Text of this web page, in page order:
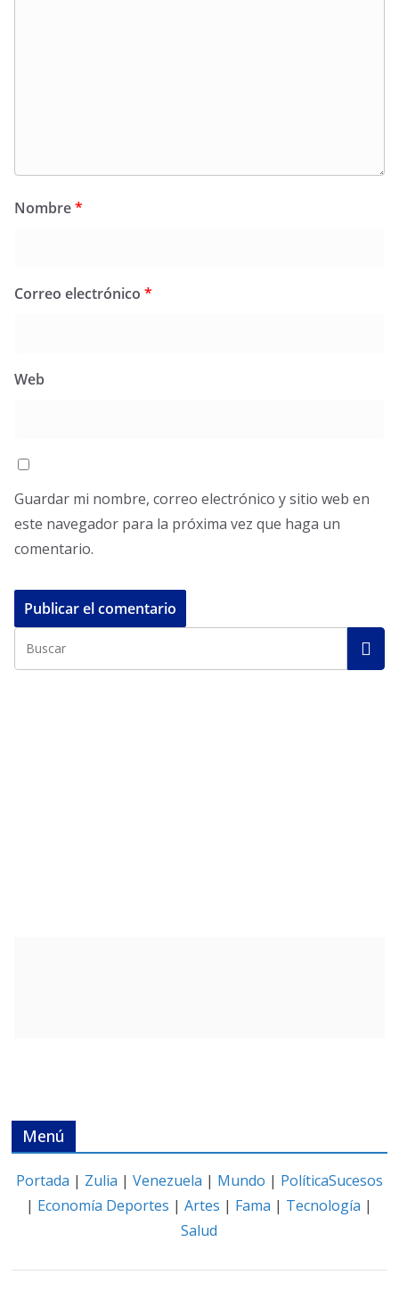
Nombre*
Correo electrónico *
Web
Guardar mi nombre, correo electrónico y sitio web en
este navegador para la próxima vez que haga un
comentario.
Menú
Portada | Zulia | Venezuela | Mundo | PolíticaSucesos
| Economía Deportes |Artes | Fama | Tecnología |
Salud